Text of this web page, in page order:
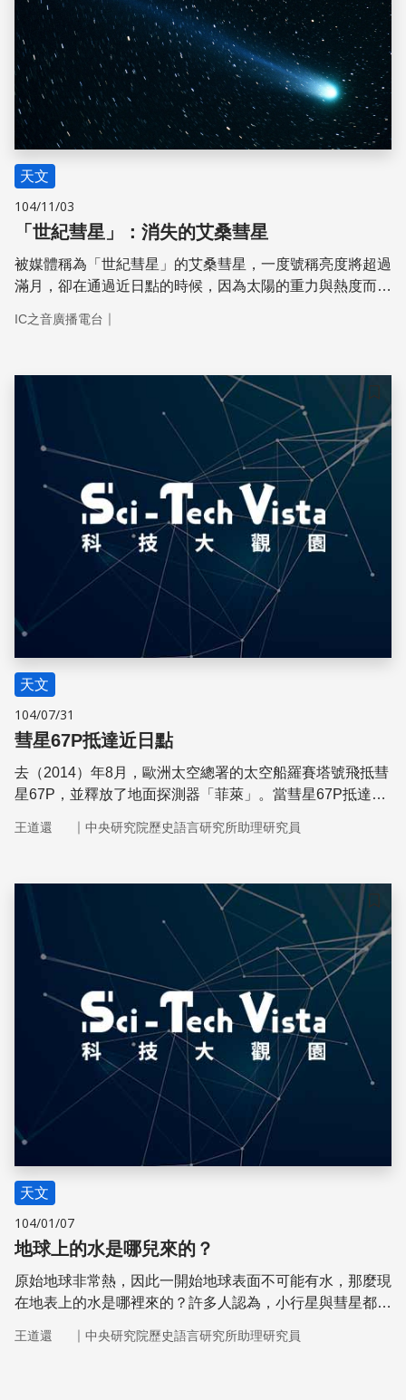
天文
104/11/03
「世紀彗星」：消失的艾桑彗星
被媒體稱為「世紀彗星」的艾桑彗星，一度號稱亮度將超過
滿月，卻在通過近日點的時候，因為太陽的重力與熱度而分
IC之音廣播電台 ｜
儲存
天文
104/07/31
彗星67P抵達近日點
去（2014）年8月，歐洲太空總署的太空船羅賽塔號飛抵彗
星67P，並釋放了地面探測器「菲萊」。當彗星67P抵達近
觀的彗星噴流。
王道還 ｜ 中央研究院歷史語言研究所助理研究員
儲存
天文
104/01/07
地球上的水是哪兒來的？
原始地球非常熱，因此一開始地球表面不可能有水，那麼現
在地表上的水是哪裡來的？許多人認為，小行星與彗星都為
王道還 ｜ 中央研究院歷史語言研究所助理研究員